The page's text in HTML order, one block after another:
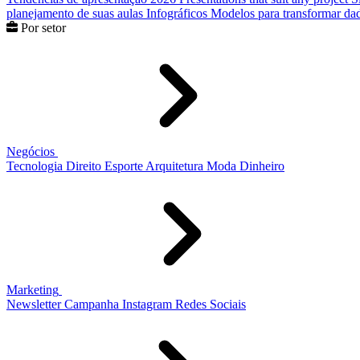
planejamento de suas aulas Infográficos Modelos para transformar
Por setor
Negócios
Tecnologia Direito Esporte Arquitetura Moda Dinheiro
Marketing
Newsletter Campanha Instagram Redes Sociais